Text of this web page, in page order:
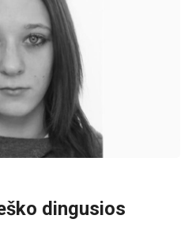
dingusios